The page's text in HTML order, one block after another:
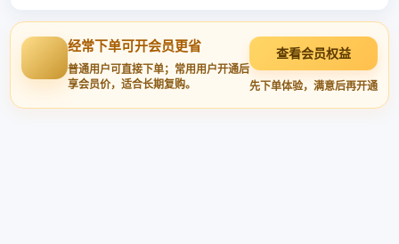
经常下单可开会员更省
普通用户可直接下单；常用用户开通后
享会员价，适合长期复购。
查看会员权益
先下单体验，满意后再开通